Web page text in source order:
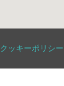
クッキーポリシー